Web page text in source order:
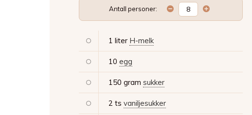
Antall personer:
1 liter H-melk
10 egg
150 gram sukker
2 ts vaniljesukker